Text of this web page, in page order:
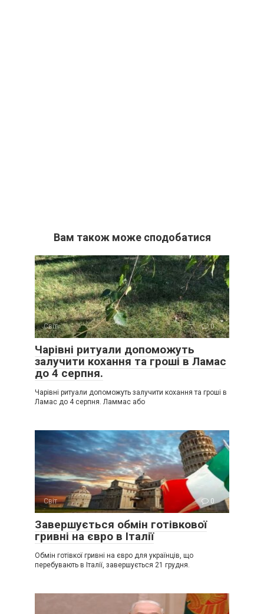
Вам також може сподобатися
Світ 0
Чарівні ритуали допоможуть
залучити кохання та гроші в Ламас
до 4 серпня.
Чарівні ритуали допоможуть залучити кохання та гроші в
Ламас до 4 серпня. Ламмас або
Світ 0
Завершується обмін готівкової
гривні на євро в Італії
Обмін готівкої гривні на євро для українців, що
перебувають в Італії, завершується 21 грудня.